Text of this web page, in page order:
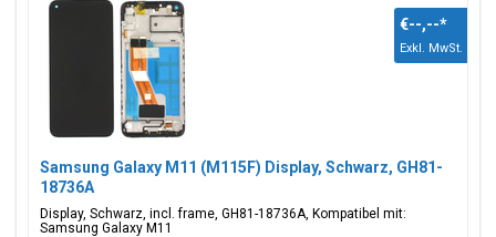
Samsung Galaxy M11 (M115F) Display, Schwarz, GH81-
18736A
Display, Schwarz, incl. frame, GH81-18736A, Kompatibel mit:
Samsung Galaxy M11
€--,--*
Exkl. MwSt.